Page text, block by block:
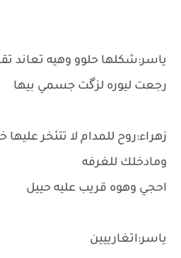
ياسر:شكلها حلوو وهيه تعاند
رجعت ليوره لزگت جسمي بيها
زهراء:روح للمدام لا تتئخر
ومادخلك للغرفه
احجي وهوه قريب عليه حييل
ياسر:اتغارييين